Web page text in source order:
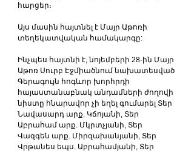
հարցեր։
Այս մասին հայտնել է Մայր Աթոռի
տեղեկատվական համակարգը:
Ինչպես հայտնի է, նոյեմբերի 28-ին Մայր
Աթոռ Սուրբ Էջմիածնում նախատեսված
Գերագույն հոգևոր խորհրդի
հայաստանաբնակ անդամների ժողովի
նիստը հնարավոր չի եղել գումարել Տեր
Նավասարդ արք. Կճոյանի, Տեր
Աբրահամ արք. Մկրտչյանի, Տեր
Վազգեն արք. Միրզախանյանի, Տեր
Վրթանես եպս. Աբրահամյանի, Տեր